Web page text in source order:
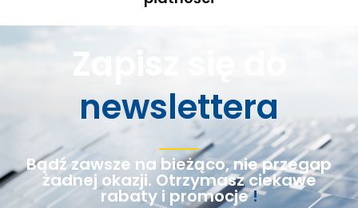
Zapisz się do
newslettera
Bądź zawsze na bieżąco, nie przegap
żadnej okazji. Otrzymasz ciekawe
rabaty i promocje!